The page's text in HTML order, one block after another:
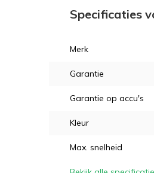
Specificaties
Merk
Garantie
Garantie op accu's
Kleur
Max. snelheid